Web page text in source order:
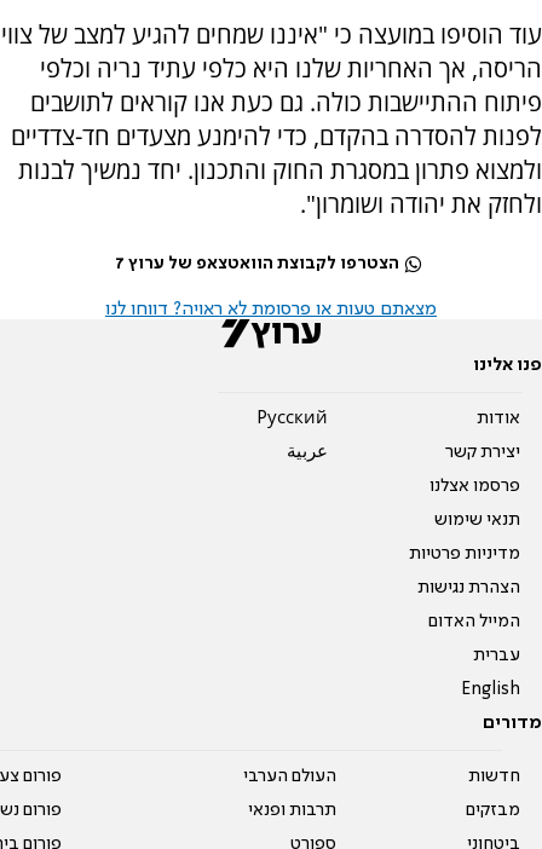
עוד הוסיפו במועצה כי "איננו שמחים להגיע למצב של צווי
הריסה, אך האחריות שלנו היא כלפי עתיד נריה וכלפי
פיתוח ההתיישבות כולה. גם כעת אנו קוראים לתושבים
לפנות להסדרה בהקדם, כדי להימנע מצעדים חד-צדדיים
ולמצוא פתרון במסגרת החוק והתכנון. יחד נמשיך לבנות
ולחזק את יהודה ושומרון".
הצטרפו לקבוצת הוואטצאפ של ערוץ 7
מצאתם טעות או פרסומת לא ראויה? דווחו לנו
פנו אלינו
אודות
יצירת קשר
פרסמו אצלנו
תנאי שימוש
מדיניות פרטיות
הצהרת נגישות
המייל האדום
עברית
English
Pусский
عربية
מדורים
חדשות
מבזקים
ביטחוני
העולם הערבי
תרבות ופנאי
ספורט
פורום
פורום
פורום